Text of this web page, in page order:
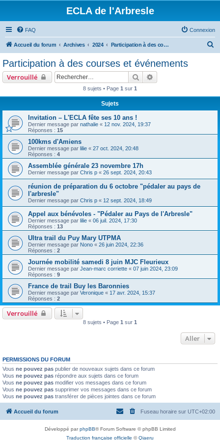
ECLA de l'Arbresle
FAQ Connexion
Accueil du forum Archives 2024 Participation à des courses et événements
Participation à des courses et événements
Verrouillé Rechercher
8 sujets • Page 1 sur 1
Sujets
Invitation – L'ECLA fête ses 10 ans !
Dernier message par nathalie « 12 nov. 2024, 19:37
Réponses : 15
100kms d'Amiens
Dernier message par lilie « 27 oct. 2024, 20:48
Réponses : 4
Assemblée générale 23 novembre 17h
Dernier message par Chris p « 26 sept. 2024, 20:43
réunion de préparation du 6 octobre "pédaler au pays de
l'arbresle"
Dernier message par Chris p « 12 sept. 2024, 18:49
Appel aux bénévoles - "Pédaler au Pays de l'Arbresle"
Dernier message par lilie « 06 juil. 2024, 17:30
Réponses : 13
Ultra trail du Puy Mary UTPMA
Dernier message par Nono « 26 juin 2024, 22:36
Réponses : 2
Journée mobilité samedi 8 juin MJC Fleurieux
Dernier message par Jean-marc corriette « 07 juin 2024, 23:09
Réponses : 9
France de trail Buy les Baronnies
Dernier message par Veronique « 17 avr. 2024, 15:37
Réponses : 2
Verrouillé
8 sujets • Page 1 sur 1
Aller
PERMISSIONS DU FORUM
Vous ne pouvez pas publier de nouveaux sujets dans ce forum
Vous ne pouvez pas répondre aux sujets dans ce forum
Vous ne pouvez pas modifier vos messages dans ce forum
Vous ne pouvez pas supprimer vos messages dans ce forum
Vous ne pouvez pas transférer de pièces jointes dans ce forum
Accueil du forum Fuseau horaire sur UTC+02:00
Développé parphpBB® Forum Software © phpBB Limited
Traduction française officielle ©Qiaeru